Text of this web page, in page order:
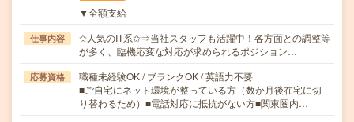
▼全額支給
仕事内容
✩人気のIT系✩⇒当社スタッフも活躍中！各方面との調整等
が多く、臨機応変な対応が求められるポジション…
応募資格
職種未経験OK / ブランクOK / 英語力不要
■ご自宅にネット環境が整っている方（数か月後在宅に切
り替わるため）■電話対応に抵抗がない方■関東圏内…